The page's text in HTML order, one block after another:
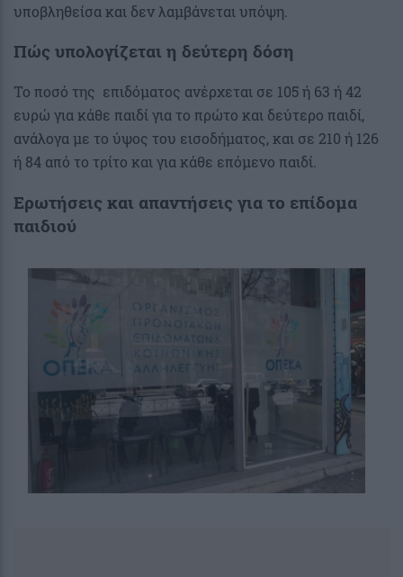
υποβληθείσα και δεν λαμβάνεται υπόψη.
Πώς υπολογίζεται η δεύτερη δόση
Το ποσό της επιδόματος ανέρχεται σε 105 ή 63 ή 42
ευρώ για κάθε παιδί για το πρώτο και δεύτερο παιδί,
ανάλογα με το ύψος του εισοδήματος, και σε 210 ή 126
ή 84 από το τρίτο και για κάθε επόμενο παιδί.
Ερωτήσεις και απαντήσεις για το επίδομα
παιδιού